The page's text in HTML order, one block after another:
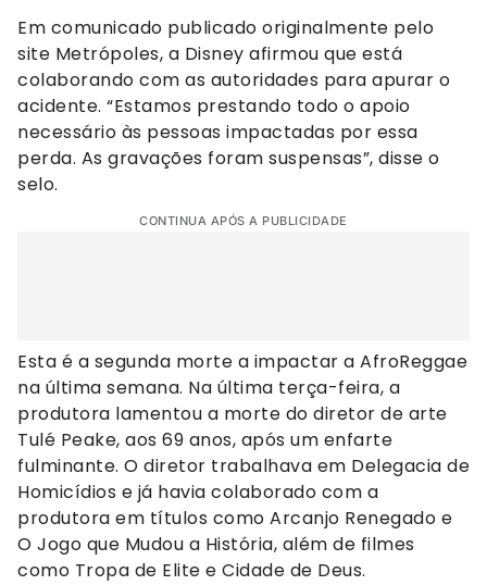
Em comunicado publicado originalmente pelo
site Metrópoles, a Disney afirmou que está
colaborando com as autoridades para apurar o
acidente. “Estamos prestando todo o apoio
necessário às pessoas impactadas por essa
perda. As gravações foram suspensas”, disse o
selo.
CONTINUA APÓS A PUBLICIDADE
Esta é a segunda morte a impactar a AfroReggae
na última semana. Na última terça-feira, a
produtora lamentou a morte do diretor de arte
Tulé Peake, aos 69 anos, após um enfarte
fulminante. O diretor trabalhava em Delegacia de
Homicídios e já havia colaborado com a
produtora em títulos como Arcanjo Renegado e
O Jogo que Mudou a História, além de filmes
como Tropa de Elite e Cidade de Deus.